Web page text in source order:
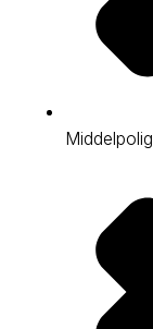
Middelpolig